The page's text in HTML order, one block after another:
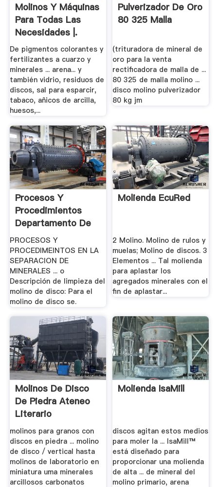
Molinos Y Máquinas
Para Todas Las
Necesidades |.
De pigmentos colorantes y
fertilizantes a cuarzo y
minerales ... arena... y
también vidrio, residuos de
discos, sal para esparcir,
tabaco, añicos de arcilla,
huesos,...
Pulverizador De Oro
80 325 Malla
(trituradora de mineral de
oro para la venta
rectificadora de malla de ...
80 325 de malla molino ...
disco molino pulverizador
80 kg jm
Procesos Y
Procedimientos
Departamento De
Geología ...
PROCESOS Y
PROCEDIMEINTOS EN LA
SEPARACION DE
MINERALES ... o
Descripción de limpieza del
molino de disco: Para el
molino de disco se.
Molienda EcuRed
2 Molino. Molino de rulos y
muelas; Molino de discos. 3
Elementos ... Tal molienda
para aplastar los
agregados minerales con el
fin de aplastar...
Molinos De Disco
De Piedra Ateneo
Literario
molinos para granos con
discos en piedra ... molino
de disco / vertical hasta
molinos de laboratorio en
miniatura uma minerales
arcillosos carbonatos
Molienda IsaMill
discos agitan estos medios
para moler la ... IsaMill™
está diseñado para
proporcionar una molienda
de alta ... de mineral del
molino primario, arena